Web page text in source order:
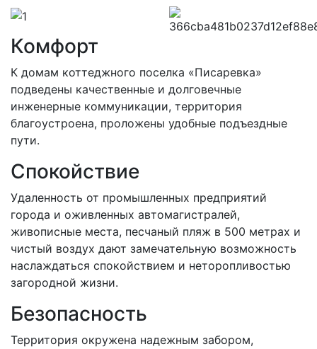
Комфорт
К домам коттеджного поселка «Писаревка»
подведены качественные и долговечные
инженерные коммуникации, территория
благоустроена, проложены удобные подъездные
пути.
Спокойствие
Удаленность от промышленных предприятий
города и оживленных автомагистралей,
живописные места, песчаный пляж в 500 метрах и
чистый воздух дают замечательную возможность
наслаждаться спокойствием и неторопливостью
загородной жизни.
Безопасность
Территория окружена надежным забором,